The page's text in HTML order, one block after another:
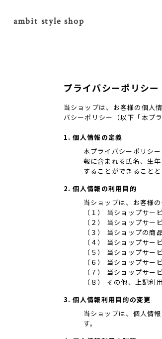
ambit style shop
プライバシーポリシー
当ショップは、お客様の個人
バシーポリシー（以下「本プ
1. 個人情報の定義
本プライバシーポリシ
報に含まれる氏名、生
することができること
2. 個人情報の利用目的
当ショップは、お客様
（１） 当ショップサー
（２） 当ショップサ
（３） 当ショップの商
（４） 当ショップサ
（５） 当ショップサ
（６） 当ショップサ
（７） 当ショップサ
（８） その他、上記利
3. 個人情報利用目的の変更
当ショップは、個人情
す。